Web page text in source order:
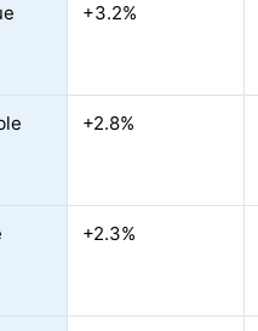
+3.2%
+2.8%
+2.3%